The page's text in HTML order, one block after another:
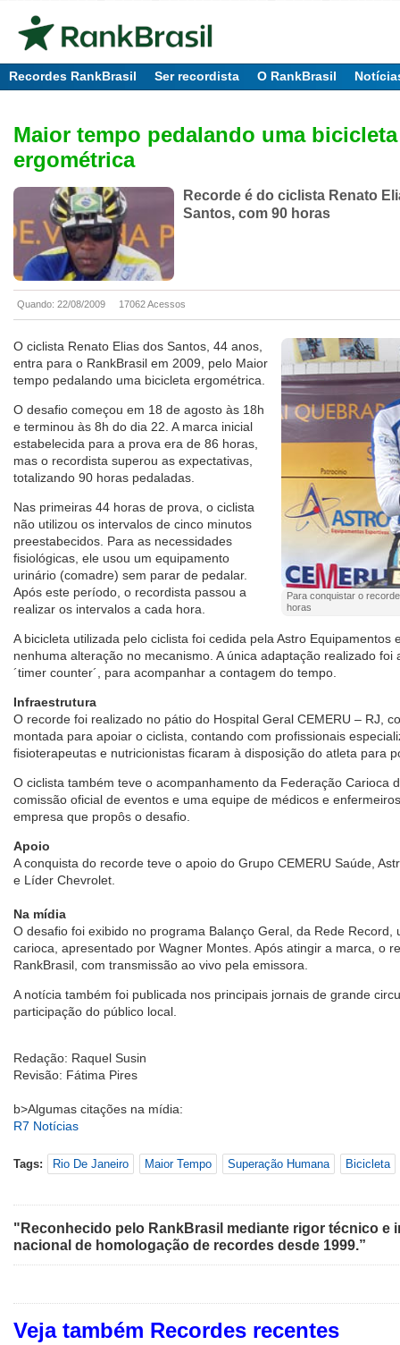
Recordes RankBrasil Ser recordista O RankBrasil
Maior tempo pedalando uma bicicleta
ergométrica
Recorde é do ciclista Renato
Santos, com 90 horas
Quando: 22/08/2009 17062 Acessos
Para conquistar o
horas
O ciclista Renato Elias dos Santos, 44 anos,
entra para o RankBrasil em 2009, pelo Maior
tempo pedalando uma bicicleta ergométrica.
O desafio começou em 18 de agosto às 18h
e terminou às 8h do dia 22. A marca inicial
estabelecida para a prova era de 86 horas,
mas o recordista superou as expectativas,
totalizando 90 horas pedaladas.
Nas primeiras 44 horas de prova, o ciclista
não utilizou os intervalos de cinco minutos
preestabecidos. Para as necessidades
fisiológicas, ele usou um equipamento
urinário (comadre) sem parar de pedalar.
Após este período, o recordista passou a
realizar os intervalos a cada hora.
A bicicleta utilizada pelo ciclista foi cedida pela Astro Equipamentos
nenhuma alteração no mecanismo. A única adaptação realizado
´timer counter´, para acompanhar a contagem do tempo.
Infraestrutura
O recorde foi realizado no pátio do Hospital Geral CEMERU – RJ,
montada para apoiar o ciclista, contando com profissionais
fisioterapeutas e nutricionistas ficaram à disposição do atleta para
O ciclista também teve o acompanhamento da Federação Carioca
comissão oficial de eventos e uma equipe de médicos e
empresa que propôs o desafio.
Apoio
A conquista do recorde teve o apoio do Grupo CEMERU Saúde,
e Líder Chevrolet.
Na mídia
O desafio foi exibido no programa Balanço Geral, da Rede
carioca, apresentado por Wagner Montes. Após atingir a marca, o
RankBrasil, com transmissão ao vivo pela emissora.
A notícia também foi publicada nos principais jornais de grande
participação do público local.
Redação: Raquel Susin
Revisão: Fátima Pires
b>Algumas citações na mídia:
R7 Notícias
Tags: Rio De Janeiro Maior Tempo Superação Humana Bicicleta
"Reconhecido pelo RankBrasil mediante rigor técnico e
nacional de homologação de recordes desde 1999.”
Veja também Recordes recentes